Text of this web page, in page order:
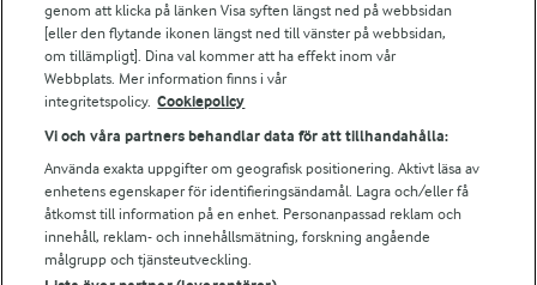
Följ oss
genom att klicka på länken Visa syften längst ned på webbsidan
[eller den flytande ikonen längst ned till vänster på webbsidan,
om tillämpligt]. Dina val kommer att ha effekt inom vår
Webbplats. Mer information finns i vår
integritetspolicy. Cookiepolicy
Vi och våra partners behandlar data för att tillhandahålla:
Använda exakta uppgifter om geografisk positionering. Aktivt läsa av
enhetens egenskaper för identifieringsändamål. Lagra och/eller få
åtkomst till information på en enhet. Personanpassad reklam och
innehåll, reklam- och innehållsmätning, forskning angående
målgrupp och tjänsteutveckling.